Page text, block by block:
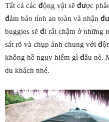
Tất cả các động vật sẽ được
đảm bảo tính an toàn và nhận
buggies sẽ đi rất chậm ở những
sát rõ và chụp ảnh chung với
không hề nguy hiểm gì đâu nè.
du khách nhé.